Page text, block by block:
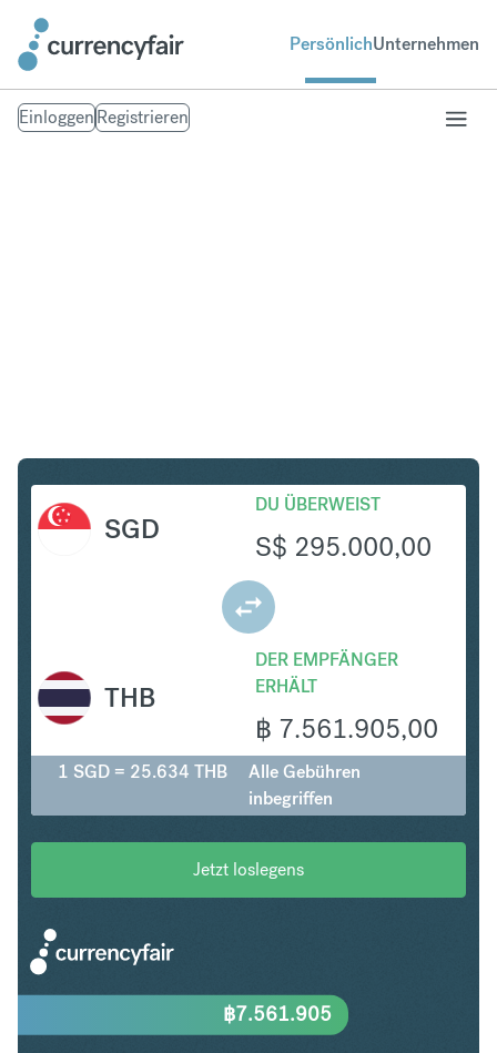
PersönlichUnternehmen
EinloggenRegistrieren
SGD
DU ÜBERWEIST
S$ 295.000,00
DER EMPFÄNGER
ERHÄLT
฿ 7.561.905,00
THB
1 SGD = 25.634 THB
Alle Gebühren
inbegriffen
Jetzt loslegens
฿7.561.905